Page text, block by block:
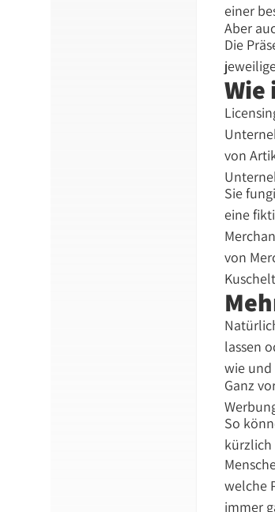
einer
Aber
Die
von
Sie
eine
von
lassen
wie und
Ganz
So
kürzlich
welche
immer